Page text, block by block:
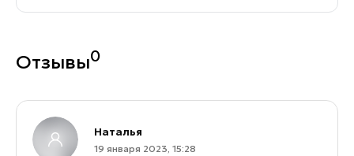
Отзывы0
Наталья
19 января 2023, 15:28